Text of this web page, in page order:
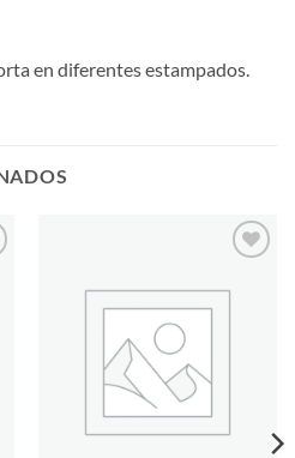
en diferentes estampados.